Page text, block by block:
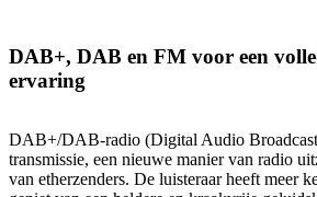
DAB+, DAB en FM voor een
ervaring
DAB+/DAB-radio (Digital Audio
transmissie, een nieuwe manier van radio
van etherzenders. De luisteraar heeft meer